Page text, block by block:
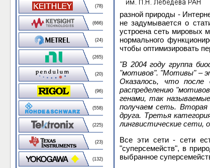
(78)
(666)
(24)
(265)
(20)
(96)
(558)
(225)
(23)
(132)
разной природы -
не задумывается о
устроена сеть мировых
нормального
чтобы оптимизировать
"В 2004 году группа
"мотивов". "Мотивы" –
Оказалось, что
распределению
генами, так
получаем сеть. Вторая
друга. Третья
лингвистические сети,
Все эти сети - сети
"суперсемейств", в
выбранное